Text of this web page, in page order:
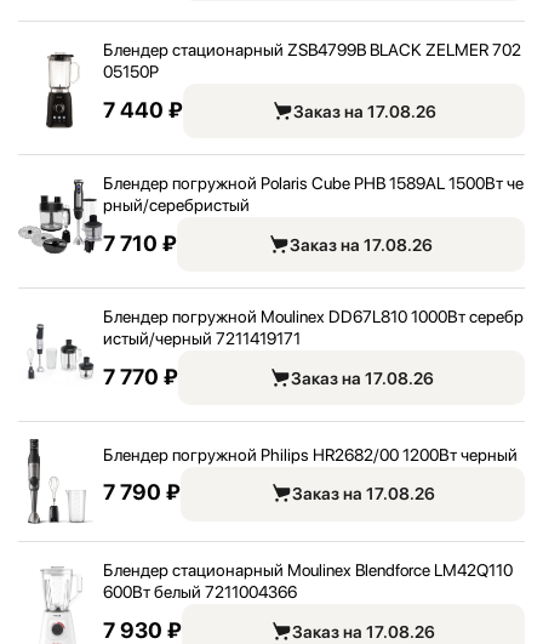
Блендер стационарный ZSB4799B BLACK ZELMER 702
05150P
7 440 ₽ Заказ на 17.08.26
Блендер погружной Polaris Cube PHB 1589AL 1500Вт че
рный/серебристый
7 710 ₽ Заказ на 17.08.26
Блендер погружной Moulinex DD67L810 1000Вт серебр
истый/черный 7211419171
7 770 ₽ Заказ на 17.08.26
Блендер погружной Philips HR2682/00 1200Вт черный
7 790 ₽ Заказ на 17.08.26
Блендер стационарный Moulinex Blendforce LM42Q110
600Вт белый 7211004366
7 930 ₽ Заказ на 17.08.26